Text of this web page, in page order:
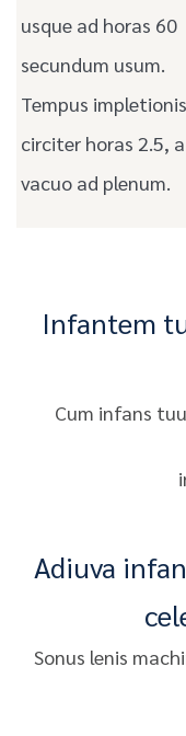
usque ad horas 60
secundum usum.
Tempus
circiter horas 2.5, a
vacuo ad plenum.
Infantem
Cum infans
Adiuva
Sonus lenis